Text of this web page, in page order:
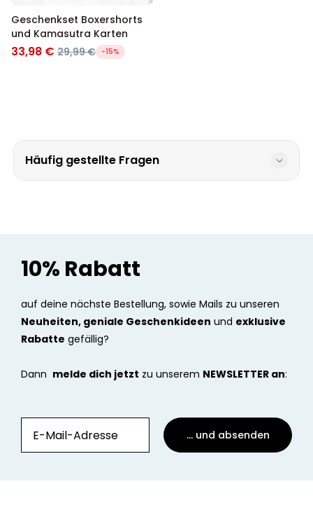
Geschenkset Boxershorts
und Kamasutra Karten
33,98 € 29,99 € -15%
Häufig gestellte Fragen
10% Rabatt
auf deine nächste Bestellung, sowie Mails zu unseren
Neuheiten, geniale Geschenkideen und exklusive
Rabatte gefällig?
Dann melde dich jetzt zu unserem NEWSLETTER an:
... und absenden